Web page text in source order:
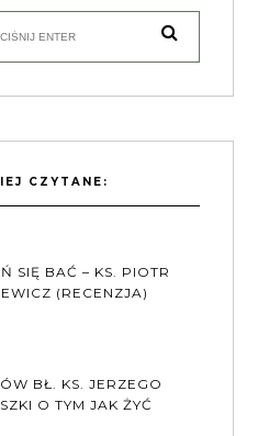
CZYTANE:
SIĘ BAĆ – KS. PIOTR
(RECENZJA)
BŁ. KS. JERZEGO
O TYM JAK ŻYĆ